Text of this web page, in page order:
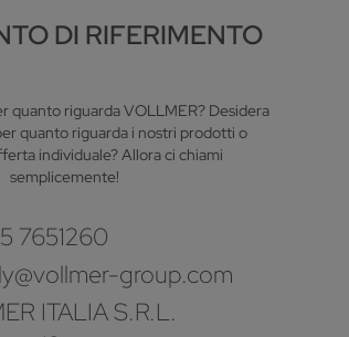
DI RIFERIMENTO
quanto riguarda VOLLMER? Desidera
quanto riguarda i nostri prodotti o
individuale? Allora ci chiami
semplicemente!
7651260
group.com
ITALIA S.R.L.